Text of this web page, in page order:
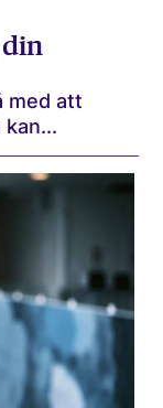
med att